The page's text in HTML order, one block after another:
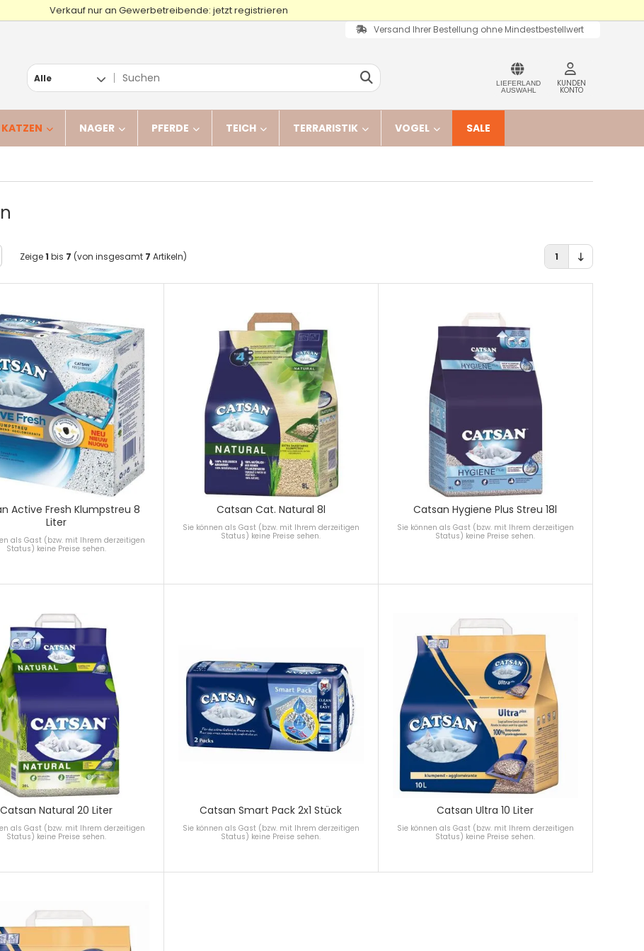
Verkauf nur an Gewerbetreibende: jetzt registrieren
Versand Ihrer Bestellung ohne Mindestbestellwert
Alle
LIEFERLAND
AUSWAHL
KUNDEN
KONTO
KATZEN NAGER PFERDE TEICH TERRARISTIK VOGEL SALE
Zeige1 bis 7 (von insgesamt 7 Artikeln) 1
Active Fresh Klumpstreu 8
Liter
als Gast (bzw. mit Ihrem derzeitigen
Status) keine Preise sehen.
Catsan Cat. Natural 8l
Sie können als Gast (bzw. mit Ihrem derzeitigen
Status) keine Preise sehen.
Catsan Hygiene Plus Streu 18l
Sie können als Gast (bzw. mit Ihrem derzeitigen
Status) keine Preise sehen.
Catsan Natural 20 Liter
als Gast (bzw. mit Ihrem derzeitigen
Status) keine Preise sehen.
Catsan Smart Pack 2x1 Stück
Sie können als Gast (bzw. mit Ihrem derzeitigen
Status) keine Preise sehen.
Catsan Ultra 10 Liter
Sie können als Gast (bzw. mit Ihrem derzeitigen
Status) keine Preise sehen.